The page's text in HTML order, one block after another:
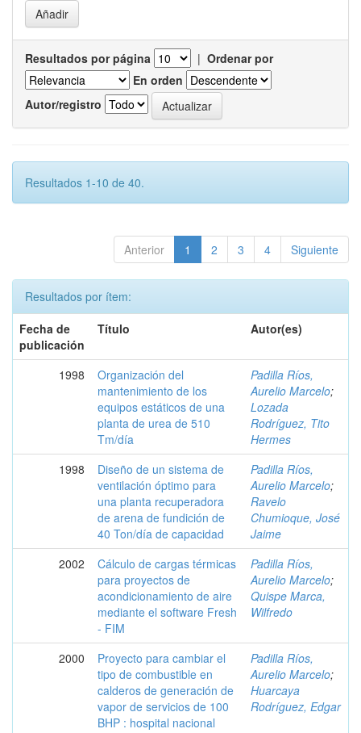
Resultados por página | Ordenar por
En orden
Autor/registro
Resultados 1-10 de 40.
Anterior 1 2 3 4 Siguiente
Resultados por ítem:
Fecha de
publicación
Título Autor(es)
1998
Organización del
mantenimiento de los
equipos estáticos de una
planta de urea de 510
Tm/día
Padilla Ríos,
Aurelio Marcelo;
Lozada
Rodríguez, Tito
Hermes
1998
Diseño de un sistema de
ventilación óptimo para
una planta recuperadora
de arena de fundición de
40 Ton/día de capacidad
Padilla Ríos,
Aurelio Marcelo;
Ravelo
Chumioque, José
Jaime
2002
Cálculo de cargas térmicas
para proyectos de
acondicionamiento de aire
mediante el software Fresh
- FIM
Padilla Ríos,
Aurelio Marcelo;
Quispe Marca,
Wilfredo
2000
Proyecto para cambiar el
tipo de combustible en
calderos de generación de
vapor de servicios de 100
BHP : hospital nacional
Padilla Ríos,
Aurelio Marcelo;
Huarcaya
Rodríguez, Edgar